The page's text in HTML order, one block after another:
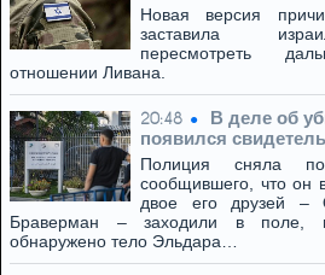
Новая версия
заставила
пересмотреть
отношении Ливана.
20:48
В деле об
появился свидетель
Полиция сняла
сообщившего, что он
двое его друзей
Браверман – заходили в поле,
обнаружено тело Эльдара…